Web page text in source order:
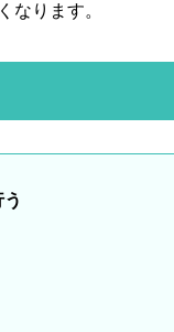
なります。